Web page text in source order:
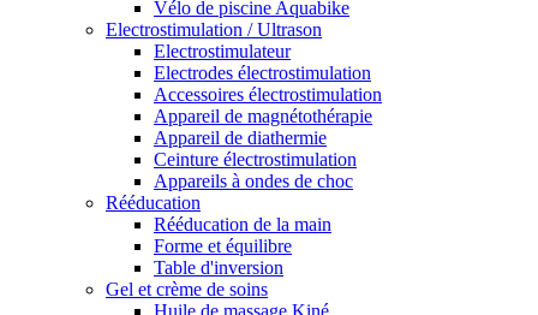
Vélo de piscine Aquabike
Electrostimulation / Ultrason
Electrostimulateur
Electrodes électrostimulation
Accessoires électrostimulation
Appareil de magnétothérapie
Appareil de diathermie
Ceinture électrostimulation
Appareils à ondes de choc
Rééducation
Rééducation de la main
Forme et équilibre
Table d'inversion
Gel et crème de soins
Huile de massage Kiné